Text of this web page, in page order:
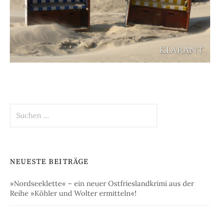
nach:
NEUESTE BEITRÄGE
»Nordseeklette« – ein neuer Ostfrieslandkrimi aus der
Reihe »Köhler und Wolter ermitteln«!